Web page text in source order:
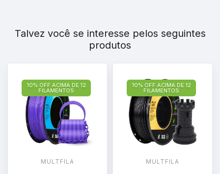
Talvez você se interesse pelos seguintes
produtos
10% OFF ACIMA DE 12
FILAMENTOS
MULTFILA
10% OFF ACIMA DE 12
FILAMENTOS
MULTFILA